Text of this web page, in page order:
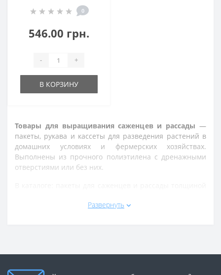
0
546.00 грн.
- +
В КОРЗИНУ
Товары для выращивания саженцев и рассады —
пакеты, рукава и кассеты для разведения растений в
домашних условиях и фермерских хозяйствах.
Выполнены из прочного полиэтилена с дренажными
отверстиями или без них.
пакеты 15х130 см, чёрный полиэтиленовый рукав 500
Развернуть